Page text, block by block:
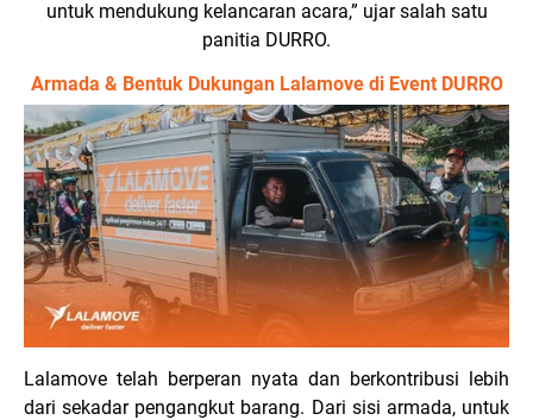
untuk mendukung kelancaran acara,” ujar salah satu
panitia DURRO.
Armada & Bentuk Dukungan Lalamove di Event DURRO
Lalamove telah berperan nyata dan berkontribusi lebih
dari sekadar pengangkut barang. Dari sisi armada, untuk